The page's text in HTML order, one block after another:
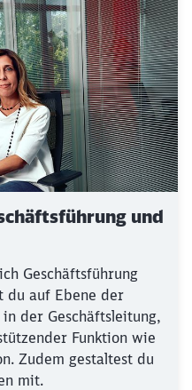
und
Geschäftsführung
du auf Ebene der
der Geschäftsleitung,
Funktion wie
Zudem gestaltest du
mit.